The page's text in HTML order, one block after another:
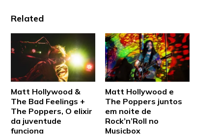
Related
Matt Hollywood &
The Bad Feelings +
The Poppers, O elixir
da juventude
funciona
Matt Hollywood e
The Poppers juntos
em noite de
Rock’n’Roll no
Musicbox